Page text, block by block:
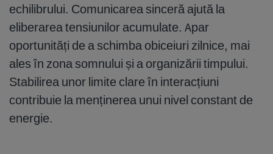
echilibrului. Comunicarea sinceră ajută la
eliberarea tensiunilor acumulate. Apar
oportunități de a schimba obiceiuri zilnice, mai
ales în zona somnului și a organizării timpului.
Stabilirea unor limite clare în interacțiuni
contribuie la menținerea unui nivel constant de
energie.